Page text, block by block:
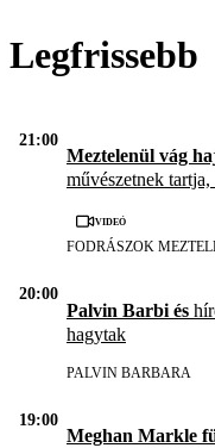
Legfrissebb
21:00
Meztelenül vág
művészetnek
Videó
FODRÁSZOK
20:00
Palvin Barbi és
hagytak
PALVIN BARBARA
19:00
Meghan Markle